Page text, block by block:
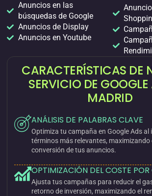
Anuncios en las
búsquedas de Google
Anuncios de Display
Anuncios en Youtube
CARACTERÍSTICAS DE
SERVICIO DE GOOGLE
MADRID
ANÁLISIS DE PALABRAS CLAVE
Optimiza tu campaña en Google Ads al
términos más relevantes, maximizando
conversión de tus anuncios.
OPTIMIZACIÓN DEL COSTE POR
Ajusta tus campañas para reducir el
retorno de inversión, maximizando el